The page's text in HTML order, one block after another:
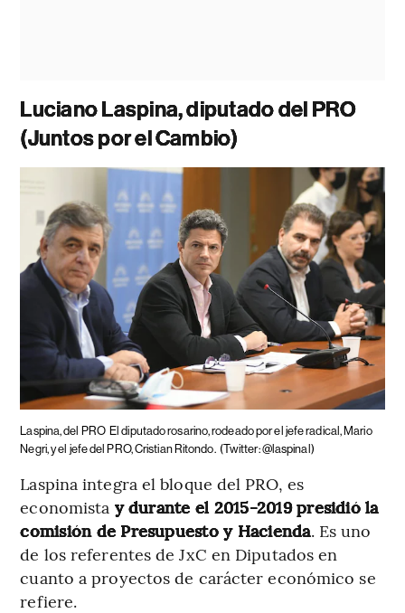
Luciano Laspina, diputado del PRO
(Juntos por el Cambio)
Laspina, del PRO El diputado rosarino, rodeado por el jefe radical, Mario
Negri, y el jefe del PRO, Cristian Ritondo. (Twitter: @laspinal)
Laspina integra el bloque del PRO, es
economista y durante el 2015-2019 presidió la
comisión de Presupuesto y Hacienda. Es uno
de los referentes de JxC en Diputados en
cuanto a proyectos de carácter económico se
refiere.